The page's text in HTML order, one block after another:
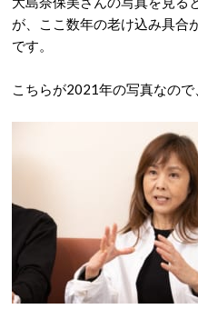
が、ここ数年の老け込み具合
です。
こちらが2021年の写真なので